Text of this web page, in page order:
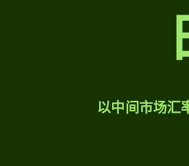
以中间市场汇